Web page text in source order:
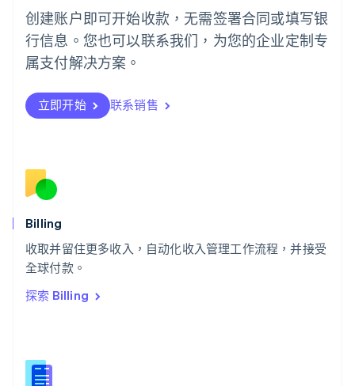
创建账户即可开始收款，无需签署合同或填写银
行信息。您也可以联系我们，为您的企业定制专
属支付解决方案。
立即开始 联系销售
Billing
收取并留住更多收入，自动化收入管理工作流程，并接受
全球付款。
探索 Billing
葡萄牙
Português English
日本
日本語English
瑞典
瑞士
DeutschFrançais
English
斯洛文尼亚
泰国
ไทยEnglish
希腊
English
西班牙
新西兰
English